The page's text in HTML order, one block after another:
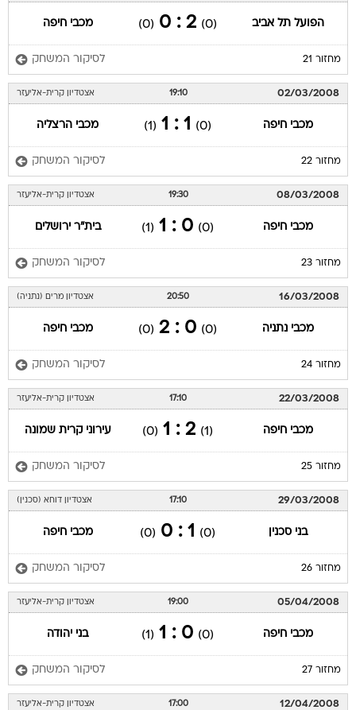
הפועל תל אביב (0)
2 : 0
(0) מכבי חיפה
מחזור 21 לסיקור המשחק
02/03/2008
19:10 אצטדיון קרית-אליעזר
מכבי חיפה (0)
1 : 1
(1) מכבי הרצליה
מחזור 22 לסיקור המשחק
08/03/2008
19:30 אצטדיון קרית-אליעזר
מכבי חיפה (0)
0 : 1
(1) בית"ר ירושלים
מחזור 23 לסיקור המשחק
16/03/2008
20:50 אצטדיון מרים (נתניה)
מכבי נתניה (0)
0 : 2
(0) מכבי חיפה
מחזור 24 לסיקור המשחק
22/03/2008
17:10 אצטדיון קרית-אליעזר
מכבי חיפה (1)
2 : 1
(0) עירוני קרית שמונה
מחזור 25 לסיקור המשחק
29/03/2008
17:10 אצטדיון דוחא (סכנין)
בני סכנין (0)
1 : 0
(0) מכבי חיפה
מחזור 26 לסיקור המשחק
05/04/2008
19:00 אצטדיון קרית-אליעזר
מכבי חיפה (0)
0 : 1
(1) בני יהודה
מחזור 27 לסיקור המשחק
12/04/2008
17:00 אצטדיון קרית-אליעזר